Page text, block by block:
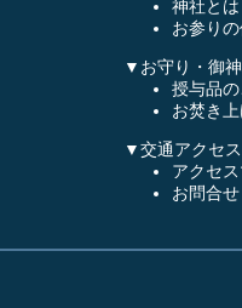
神社とは
お参り
▼お守り・御
授与品
お焚き
▼交通アクセス
アクセ
お問合せ